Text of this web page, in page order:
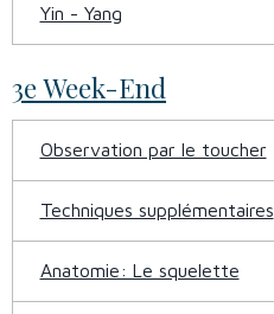
Yin - Yang
3e Week-End
Observation par le toucher
Techniques supplémentaires
Anatomie: Le squelette